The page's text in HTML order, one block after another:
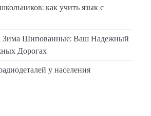
как учить язык с
Шипованные: Ваш Надежный
Дорогах
у населения